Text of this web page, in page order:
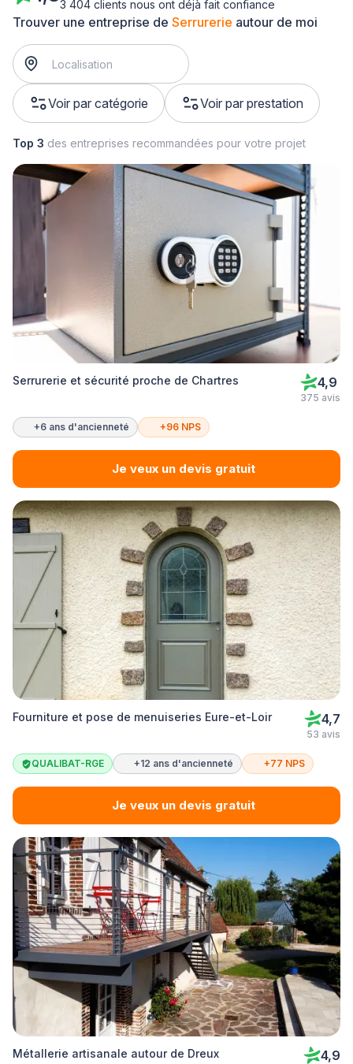
Trouver une entreprise de Serrurerie autour de moi
Voir par catégorie Voir par prestation
3 404 clients nous ont déjà fait confiance
Top 3 des entreprises recommandées pour votre projet
Serrurerie et sécurité proche de Chartres 4,9
375 avis
+6 ans d'ancienneté +96 NPS
Je veux un devis gratuit
Fourniture et pose de menuiseries Eure-et-Loir 4,7
53 avis
QUALIBAT-RGE +12 ans d'ancienneté +77 NPS
Je veux un devis gratuit
Métallerie artisanale autour de Dreux 4,9